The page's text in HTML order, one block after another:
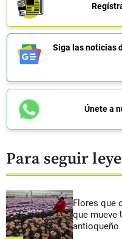
Siga las noticias
Únete a
Para seguir
Flores que
que mueve
antioqueño